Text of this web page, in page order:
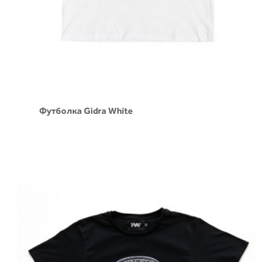
Футболка Gidra White